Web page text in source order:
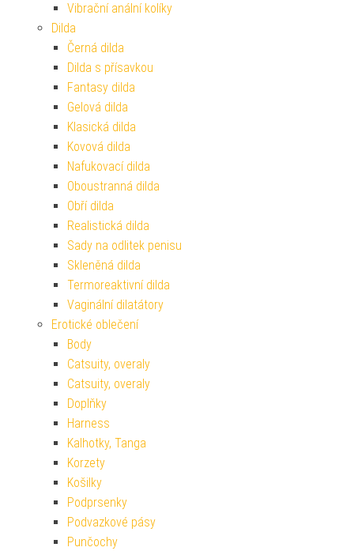
Vibrační anální kolíky
Dilda
Černá dilda
Dilda s přísavkou
Fantasy dilda
Gelová dilda
Klasická dilda
Kovová dilda
Nafukovací dilda
Oboustranná dilda
Obří dilda
Realistická dilda
Sady na odlitek penisu
Skleněná dilda
Termoreaktivní dilda
Vaginální dilatátory
Erotické oblečení
Body
Catsuity, overaly
Catsuity, overaly
Doplňky
Harness
Kalhotky, Tanga
Korzety
Košilky
Podprsenky
Podvazkové pásy
Punčochy